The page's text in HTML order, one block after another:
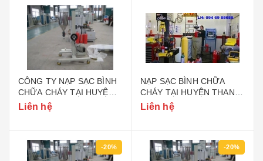
CÔNG TY NẠP SẠC BÌNH
CHỮA CHÁY TẠI HUYỆN
THANH TRÌ HÀ NỘI
Liên hệ
NẠP SẠC BÌNH CHỮA
CHÁY TẠI HUYỆN THANH
TRÌ HÀ NỘI
Liên hệ
-20% -20%